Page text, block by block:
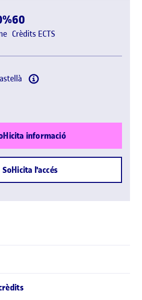
60
Crèdits ECTS
informació
Sol·licita l'accés